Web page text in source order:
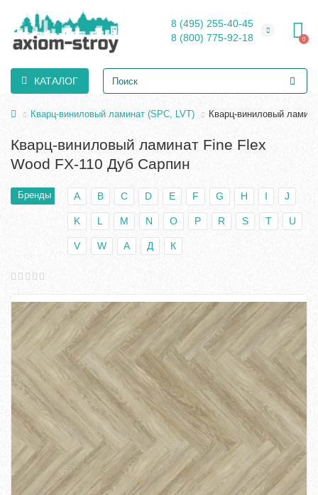
8 (495) 255-40-45
8 (800) 775-92-18
0
КАТАЛОГ
Кварц-виниловый ламинат (SPC, LVT) Кварц-виниловый
Кварц-виниловый ламинат Fine Flex
Wood FX-110 Дуб Сарпин
Бренды A B C D E F G H I J
K L M N O P R S T U
V W А Д К